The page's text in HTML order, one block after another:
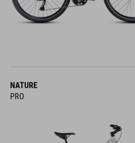
NATURE
PRO